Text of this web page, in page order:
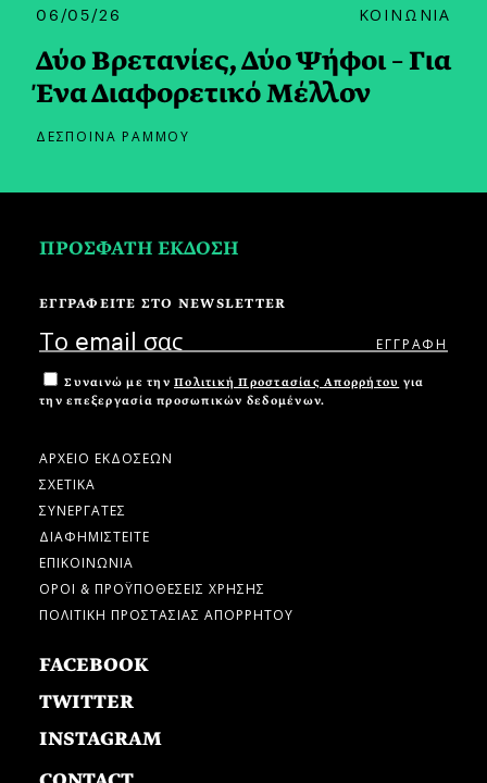
06/05/26 ΚΟΙΝΩΝΙΑ
Δύο Βρετανίες, Δύο Ψήφοι – Για
Ένα Διαφορετικό Μέλλον
ΔΕΣΠΟΙΝΑ ΡΑΜΜΟΥ
ΠΡΟΣΦΑΤΗ ΕΚΔΟΣΗ
ΕΓΓΡΑΦΕΙΤΕ ΣΤΟ NEWSLETTER
Συναινώ με την Πολιτική Προστασίας Απορρήτου για
την επεξεργασία προσωπικών δεδομένων.
ΑΡΧΕΙΟ ΕΚΔΟΣΕΩΝ
ΣΧΕΤΙΚΑ
ΣΥΝΕΡΓΑΤΕΣ
ΔΙΑΦΗΜΙΣΤΕΙΤΕ
ΕΠΙΚΟΙΝΩΝΙΑ
ΟΡΟΙ & ΠΡΟΫΠΟΘΕΣΕΙΣ ΧΡΗΣΗΣ
ΠΟΛΙΤΙΚΗ ΠΡΟΣΤΑΣΙΑΣ ΑΠΟΡΡΗΤΟΥ
FACEBOOK
TWITTER
INSTAGRAM